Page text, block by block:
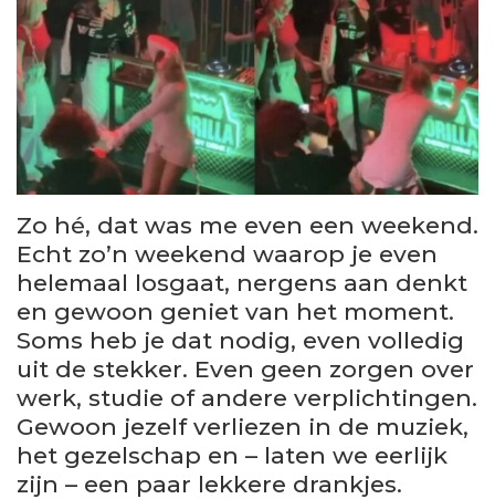
Zo hé, dat was me even een weekend.
Echt zo’n weekend waarop je even
helemaal losgaat, nergens aan denkt
en gewoon geniet van het moment.
Soms heb je dat nodig, even volledig
uit de stekker. Even geen zorgen over
werk, studie of andere verplichtingen.
Gewoon jezelf verliezen in de muziek,
het gezelschap en – laten we eerlijk
zijn – een paar lekkere drankjes.